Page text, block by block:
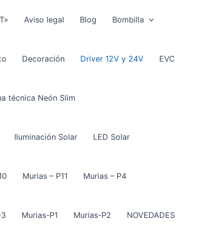
Aviso legal Blog Bombilla
Decoración Driver 12V y 24V EVC
técnica Neón Slim
Iluminación Solar LED Solar
Murias – P11 Murias – P4
Murias-P1 Murias-P2 NOVEDADES